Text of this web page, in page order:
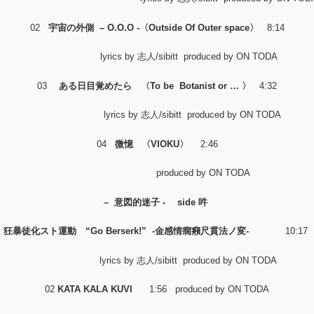
02 宇宙の外側 – O.O.O -〈Outside Of Outer space〉 8:14
lyrics by 志人/sibitt produced by ON TODA
03 ある日目覚めたら 〈To be Botanist or … 〉 4:32
lyrics by 志人/sibitt produced by ON TODA
04 微憶 〈VIOKU〉 2:46
produced by ON TODA
– 意図的迷子 - side 吽
狂暴徒化スト運動 “Go Berserk!” -金感情癇癪尺貫法ノ変-
lyrics by 志人/sibitt produced by ON TODA
02 KATA KALA KUVI 1:56 produced by ON TODA